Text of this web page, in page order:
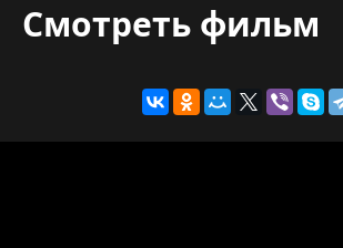
Смотреть фильм